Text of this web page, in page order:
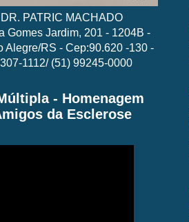
PATRIC MACHADO
Gomes Jardim, 201 - 1204B -
Alegre/RS - Cep:90.620 -130 -
1112/ (51) 99245-0000
- Homenagem
da Esclerose